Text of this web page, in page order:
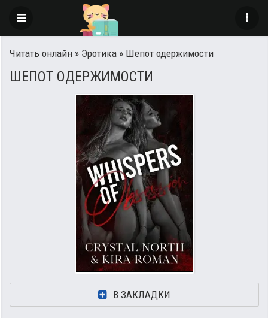
Читать онлайн » Эротика » Шепот одержимости
ШЕПОТ ОДЕРЖИМОСТИ
В ЗАКЛАДКИ